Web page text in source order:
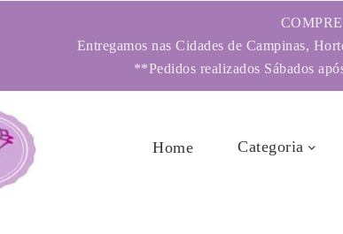
Entregamos nas Cidades de Campinas,
**Pedidos realizados Sábados
Home Categoria